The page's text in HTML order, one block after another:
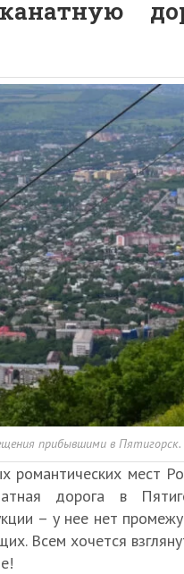
прибывшими в Пятигорск.
романтических мест
дорога в
– у нее нет
Всем хочется